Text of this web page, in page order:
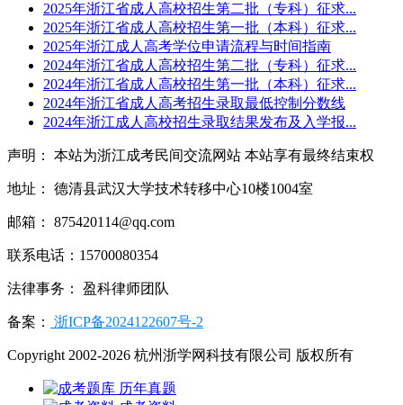
2025年浙江省成人高校招生第二批（专科）征求...
2025年浙江省成人高校招生第一批（本科）征求...
2025年浙江成人高考学位申请流程与时间指南
2024年浙江省成人高校招生第二批（专科）征求...
2024年浙江省成人高校招生第一批（本科）征求...
2024年浙江省成人高考招生录取最低控制分数线
2024年浙江成人高校招生录取结果发布及入学报...
声明： 本站为浙江成考民间交流网站 本站享有最终结束权
地址： 德清县武汉大学技术转移中心10楼1004室
邮箱： 875420114@qq.com
联系电话：15700080354
法律事务： 盈科律师团队
备案： 浙ICP备2024122607号-2
Copyright 2002-2026 杭州浙学网科技有限公司 版权所有
历年真题